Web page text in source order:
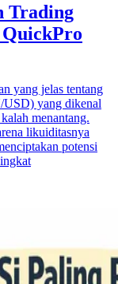
Trading
yang jelas tentang
USD) yang dikenal
menantang.
likuiditasnya
potensi